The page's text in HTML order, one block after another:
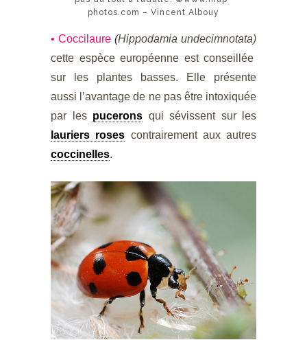
photos.com – Vincent Albouy
• Coccilaure (Hippodamia undecimnotata)
cette espèce européenne est conseillée
sur les plantes basses. Elle présente
aussi l’avantage de ne pas être intoxiquée
par les pucerons qui sévissent sur les
lauriers roses contrairement aux autres
coccinelles.